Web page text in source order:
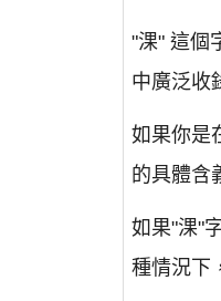
"淉" 這個
中廣泛收
如果你是
的具體含
如果"淉"
種情況下